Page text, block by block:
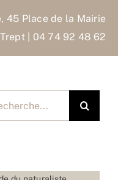
45 Place de la Mairie
| 04 74 92 48 62